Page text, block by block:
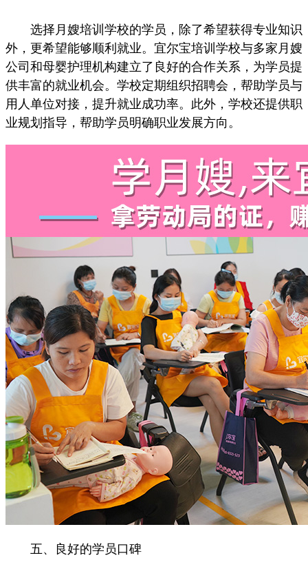
选择月嫂培训学校的学员，除了希望获得专业知识
外，更希望能够顺利就业。宜尔宝培训学校与多家月嫂
公司和母婴护理机构建立了良好的合作关系，为学员提
供丰富的就业机会。学校定期组织招聘会，帮助学员与
用人单位对接，提升就业成功率。此外，学校还提供职
业规划指导，帮助学员明确职业发展方向。
五、良好的学员口碑